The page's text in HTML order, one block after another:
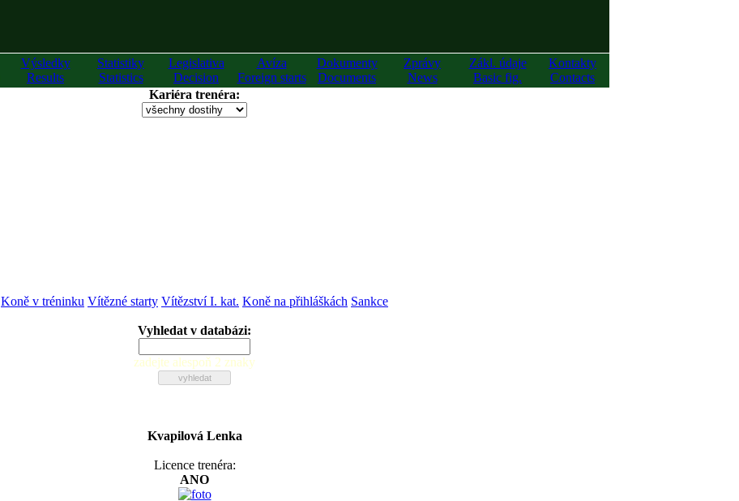
Výsledky
Results
Statistiky
Statistics
Legislativa
Decision
Avíza
Foreign starts
Dokumenty
Documents
Zprávy
News
Zákl. údaje
Basic fig.
Kontakty
Contacts
Kariéra trenéra:
Koně v tréninku Vítězné starty Vítězství I. kat. Koně na přihláškách Sankce
Vyhledat v databázi:
zadejte alespoň 2 znaky
Kvapilová Lenka
Licence trenéra:
ANO